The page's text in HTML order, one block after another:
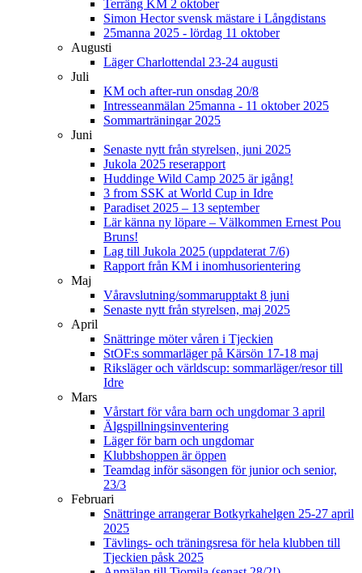
Terräng KM 2 oktober
Simon Hector svensk mästare i Långdistans
25manna 2025 - lördag 11 oktober
Augusti
Läger Charlottendal 23-24 augusti
Juli
KM och after-run onsdag 20/8
Intresseanmälan 25manna - 11 oktober 2025
Sommarträningar 2025
Juni
Senaste nytt från styrelsen, juni 2025
Jukola 2025 reserapport
Huddinge Wild Camp 2025 är igång!
3 from SSK at World Cup in Idre
Paradiset 2025 – 13 september
Lär känna ny löpare – Välkommen Ernest Pou
Bruns!
Lag till Jukola 2025 (uppdaterat 7/6)
Rapport från KM i inomhusorientering
Maj
Våravslutning/sommarupptakt 8 juni
Senaste nytt från styrelsen, maj 2025
April
Snättringe möter våren i Tjeckien
StOF:s sommarläger på Kärsön 17-18 maj
Riksläger och världscup: sommarläger/resor till
Idre
Mars
Vårstart för våra barn och ungdomar 3 april
Älgspillningsinventering
Läger för barn och ungdomar
Klubbshoppen är öppen
Teamdag inför säsongen för junior och senior,
23/3
Februari
Snättringe arrangerar Botkyrkahelgen 25-27 april
2025
Tävlings- och träningsresa för hela klubben till
Tjeckien påsk 2025